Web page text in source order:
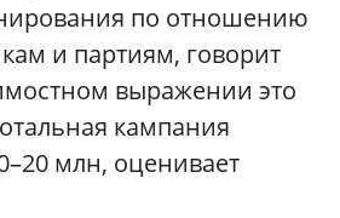
по отношению
и партиям, говорит
выражении это
кампания
млн, оценивает